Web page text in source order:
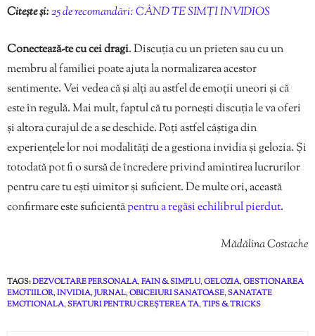
Citește și:25 de recomandări: CÂND TE SIMȚI INVIDIOS
Conectează-te cu cei dragi. Discuția cu un prieten sau cu un
membru al familiei poate ajuta la normalizarea acestor
sentimente. Vei vedea că și alți au astfel de emoții uneori și că
este în regulă. Mai mult, faptul că tu pornești discuția le va oferi
și altora curajul de a se deschide. Poți astfel câștiga din
experiențele lor noi modalități de a gestiona invidia și gelozia. Și
totodată pot fi o sursă de încredere privind amintirea lucrurilor
pentru care tu ești uimitor și suficient. De multe ori, această
confirmare este suficientăpentru a regăsi echilibrul pierdut.
Mădălina Costache
TAGS:DEZVOLTARE PERSONALA,FAIN & SIMPLU,GELOZIA,GESTIONAREA
EMOTIILOR,INVIDIA,JURNAL,OBICEIURI SANATOASE,SANATATE
EMOTIONALA,SFATURI PENTRU CREȘTEREA TA,TIPS & TRICKS